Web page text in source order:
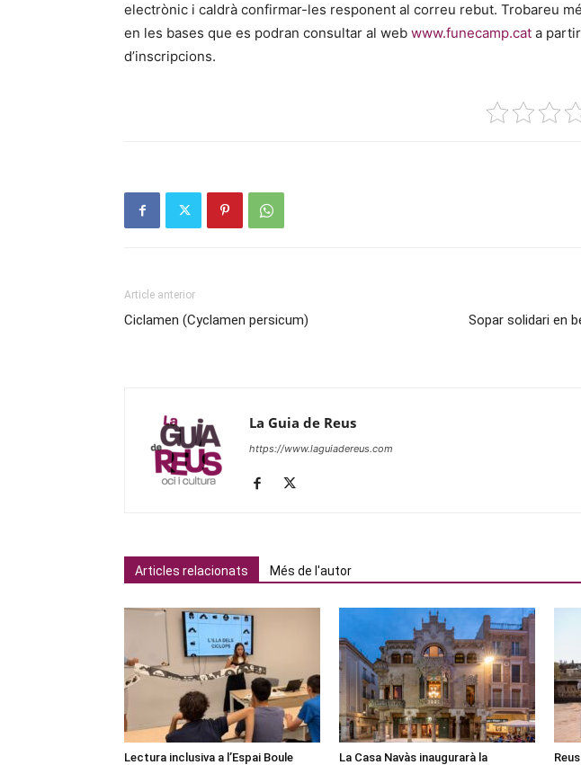
electrònic i caldrà confirmar-les responent al correu rebut. Trobareu
en les bases que es podran consultar al web www.funecamp.cat a
d’inscripcions.
Article anterior
Ciclamen (Cyclamen persicum)
Sopar solidari en
La Guia de Reus
https://www.laguiadereus.com
Articles relacionats Més de l'autor
Lectura inclusiva a l’Espai Boule La Casa Navàs inaugurarà la